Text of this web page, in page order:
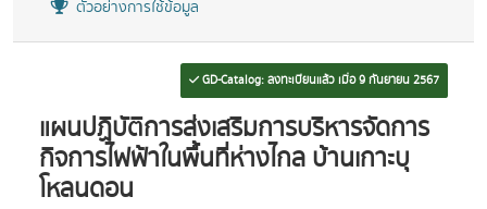
ตัวอย่างการใช้ข้อมูล
GD-Catalog: ลงทะเบียนแล้ว เมื่อ 9 กันยายน 2567
แผนปฏิบัติการส่งเสริมการบริหารจัดการ
กิจการไฟฟ้าในพื้นที่ห่างไกล บ้านเกาะบุ
โหลนดอน